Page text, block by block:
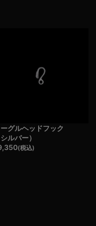
グルヘッドフック
シルバー）
(税込)